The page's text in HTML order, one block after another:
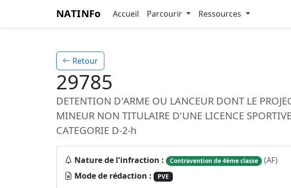
NATINFo Accueil Parcourir Ressources
Retour
29785
DETENTION D'ARME OU LANCEUR DONT LE
MINEUR NON TITULAIRE D'UNE LICENCE
CATEGORIE D-2-h
Nature de l'infraction : Contravention de 4ème classe (AF)
Mode de rédaction :
PVE